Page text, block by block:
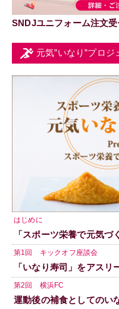
SNDJユニフォーム注文受
元気”いなり”プロジ
はじめに
「スポーツ栄養で元気
第1回 キックオフ座談会
「いなり寿司」をアスリ
第2回 横浜FC
運動後の補食としてのい